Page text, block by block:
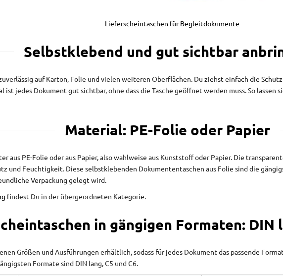
Lieferscheintaschen für Begleitdokumente
Selbstklebend und gut sichtbar
auf Karton, Folie und vielen weiteren Oberflächen. Du ziehst einfach die
ist jedes Dokument gut sichtbar, ohne dass die Tasche geöffnet werden muss. So
Material: PE-Folie oder Papier
aus PE-Folie oder aus Papier, also wahlweise aus Kunststoff oder Papier. Die
und Feuchtigkeit. Diese selbstklebenden Dokumententaschen aus Folie sind die
Verpackung gelegt wird.
findest Du in der übergeordneten Kategorie.
in gängigen Formaten: DIN
Größen und Ausführungen erhältlich, sodass für jedes Dokument das passende
Formate sind DIN lang, C5 und C6.